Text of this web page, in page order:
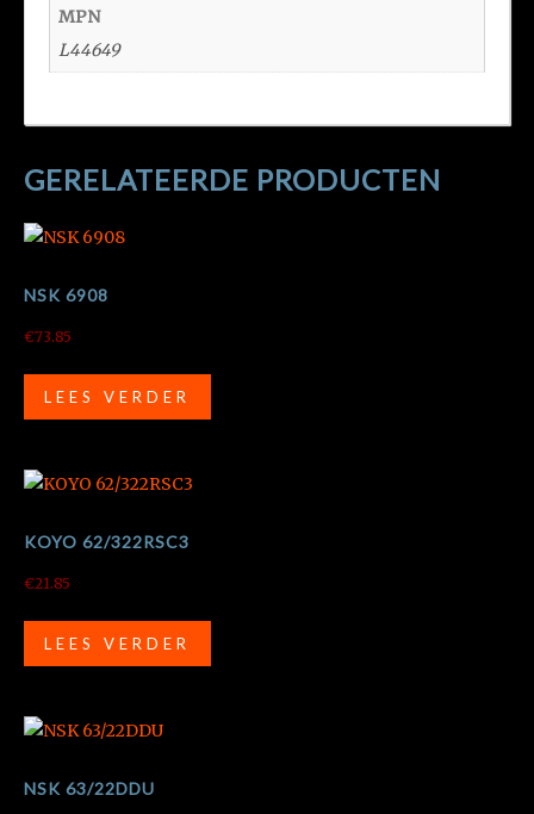
MPN
L44649
GERELATEERDE PRODUCTEN
NSK 6908
€73.85
LEES VERDER
KOYO 62/322RSC3
€21.85
LEES VERDER
NSK 63/22DDU